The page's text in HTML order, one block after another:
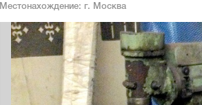
Местонахождение: г. Москва